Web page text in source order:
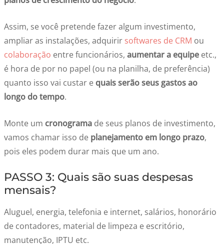
Assim, se você pretende fazer algum investimento,
ampliar as instalações, adquirir softwares de CRM ou
colaboração entre funcionários, aumentar a equipe etc.,
é hora de por no papel (ou na planilha, de preferência)
quanto isso vai custar e quais serão seus gastos ao
longo do tempo.
Monte um cronograma de seus planos de investimento,
vamos chamar isso de planejamento em longo prazo,
pois eles podem durar mais que um ano.
PASSO 3: Quais são suas despesas
mensais?
Aluguel, energia, telefonia e internet, salários, honorário
de contadores, material de limpeza e escritório,
manutenção, IPTU etc.